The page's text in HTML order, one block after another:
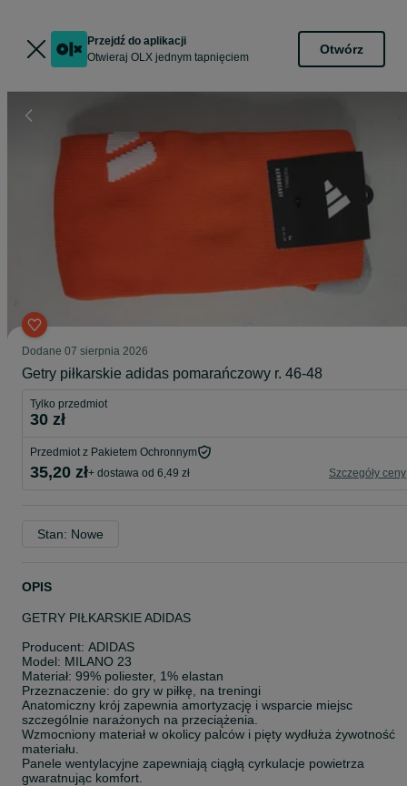
Przejdź do aplikacji
Otwieraj OLX jednym tapnięciem
Otwórz
Dodane 07 sierpnia 2026
Getry piłkarskie adidas pomarańczowy r. 46-48
Tylko przedmiot
30 zł
Przedmiot z Pakietem Ochronnym
35,20 zł+ dostawa od 6,49 zł Szczegóły ceny
Stan: Nowe
OPIS
GETRY PIŁKARSKIE ADIDAS
Producent: ADIDAS
Model: MILANO 23
Materiał: 99% poliester, 1% elastan
Przeznaczenie: do gry w piłkę, na treningi
Anatomiczny krój zapewnia amortyzację i wsparcie miejsc
szczególnie narażonych na przeciążenia.
Wzmocniony materiał w okolicy palców i pięty wydłuża żywotność
materiału.
Panele wentylacyjne zapewniają ciągłą cyrkulacje powietrza
gwaratnując komfort.